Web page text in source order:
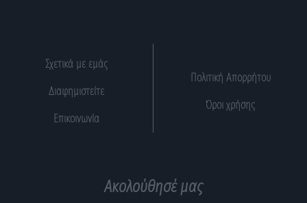
Σχετικά με εμάς
Διαφημιστείτε
Επικοινωνία
Πολιτική Απορρήτου
Όροι χρήσης
Ακολούθησέ μας